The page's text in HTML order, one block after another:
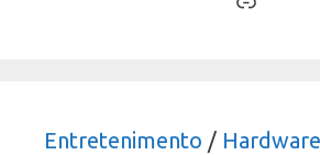
Entretenimento /